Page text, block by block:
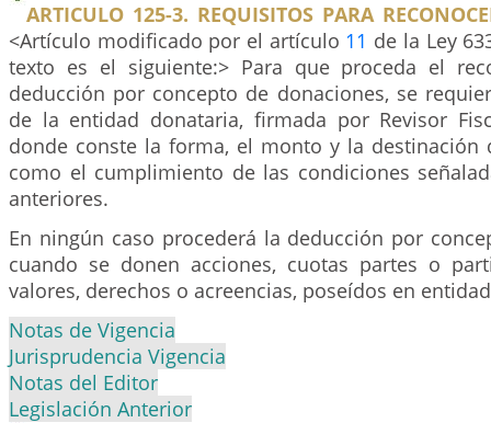
ARTICULO 125-3. REQUISITOS PARA
<Artículo modificado por el artículo 11 de la Ley
texto es el siguiente:> Para que proceda el
deducción por concepto de donaciones, se
de la entidad donataria, firmada por Revisor
donde conste la forma, el monto y la destinación
como el cumplimiento de las condiciones
anteriores.
En ningún caso procederá la deducción por
cuando se donen acciones, cuotas partes o
valores, derechos o acreencias, poseídos en
Notas de Vigencia
Jurisprudencia Vigencia
Notas del Editor
Legislación Anterior